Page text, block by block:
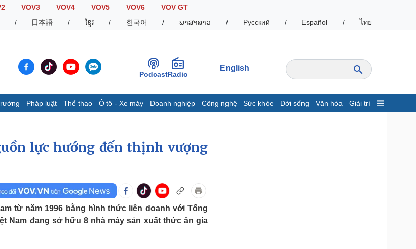
VOV3 VOV4 VOV5 VOV6
VOV GT
/ 日本語 / ខ្មែរ / 한국어 / ພາສາລາວ / Русский / Español / ไทย
PodcastRadio
English
Pháp luật Thể thao Ô tô - Xe máy Doanh nghiệp Công nghệ Sức khỏe Đời sống Văn hóa Giải trí
sống đó đây
Ảnh
Khởi nghiệp
đá
Ô tô - Xe máy
Ô tô
Doanh nghiệp
Thông tin doanh nghiệp
lực hướng đến thịnh vượng
từ năm 1996 bằng hình thức liên doanh với Tổng
Nam đang sở hữu 8 nhà máy sản xuất thức ăn gia